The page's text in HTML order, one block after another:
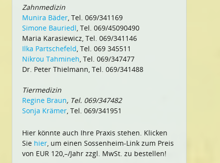
Zahnmedizin
Munira Bäder, Tel. 069/341169
Simone Bauriedl, Tel. 069/45090490
Maria Karasiewicz, Tel. 069/341146
Ilka Partschefeld, Tel. 069 345511
Nikrou Tahmineh, Tel. 069/347477
Dr. Peter Thielmann, Tel. 069/341488
Tiermedizin
Regine Braun, Tel. 069/347482
Sonja Krämer, Tel. 069/341951
Hier könnte auch Ihre Praxis stehen. Klicken
Sie hier, um einen Sossenheim-Link zum Preis
von EUR 120,–/Jahr zzgl. MwSt. zu bestellen!